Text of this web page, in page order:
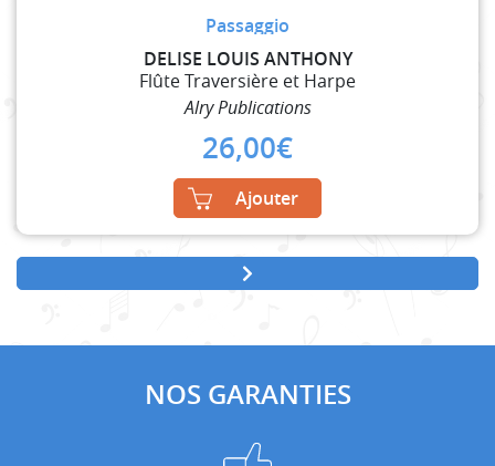
Passaggio
DELISE LOUIS ANTHONY
Flûte Traversière et Harpe
Alry Publications
26,00€
Ajouter
NOS GARANTIES